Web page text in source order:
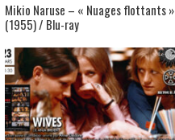
Mikio Naruse – « Nuages flottants »
(1955) / Blu-ray